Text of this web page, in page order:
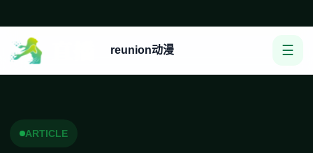
reunion动漫 ☰
ARTICLE